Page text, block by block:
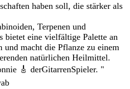
haben soll, die stärker als
Terpenen und
bietet eine vielfältige Palette an
und macht die Pflanze zu einem
natürlichen Heilmittel.
🎸 derGitarrenSpieler. "